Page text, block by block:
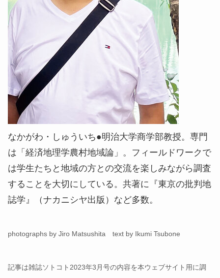
なかがわ・しゅういち●明治大学商学部教授。専門
は「経済地理学農村地域論」。フィールドワークで
は学生たちと地域の方との交流を楽しみながら調査
することを大切にしている。共著に『東京の批判地
誌学』（ナカニシヤ出版）など多数。
photographs by Jiro Matsushita text by Ikumi Tsubone
記事は雑誌ソトコト2023年3月号の内容を本ウェブサイト用に調